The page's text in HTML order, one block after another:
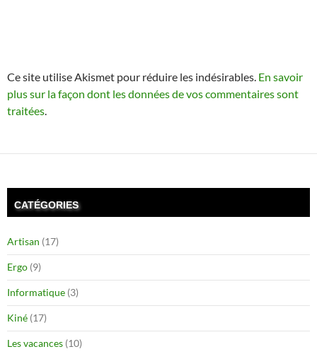
Ce site utilise Akismet pour réduire les indésirables. En savoir
plus sur la façon dont les données de vos commentaires sont
traitées
CATÉGORIES
Artisan (17)
Ergo (9)
Informatique (3)
Kiné (17)
Les vacances (10)